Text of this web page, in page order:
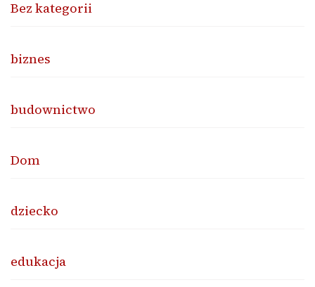
Bez kategorii
biznes
budownictwo
Dom
dziecko
edukacja